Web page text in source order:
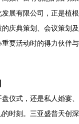
展有限公司，正是植根
庆典策划、会议策划及
要活动时的得力伙伴与
仪式，还是私人婚宴、
时刻。三亚盛普天创深